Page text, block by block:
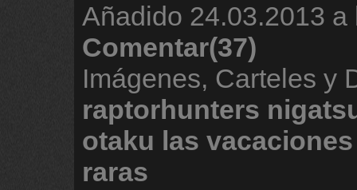
Añadido 24.03.2013 a
Comentar(37)
Imágenes, Carteles y
raptorhunters
otaku las vacaciones
raras